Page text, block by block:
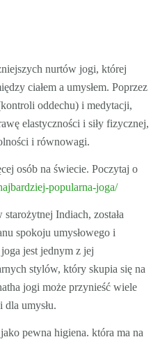
nurtów jogi, której
ciałem a umysłem. Poprzez
oddechu) i medytacji,
elastyczności i siły fizycznej,
i równowagi.
osób na świecie. Poczytaj o
popularna-joga/
Indiach, została
spokoju umysłowego i
jest jednym z jej
stylów, który skupia się na
jogi może przynieść wiele
dla umysłu.
pewna higiena. która ma na